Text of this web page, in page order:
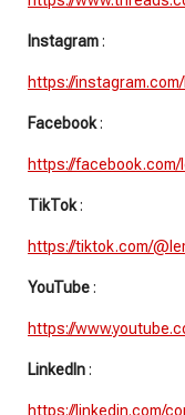
Instagram:
https://
Facebook:
https://facebook.com/
TikTok:
https://tiktok.com/
YouTube:
https://
LinkedIn:
https://linkedin.com/